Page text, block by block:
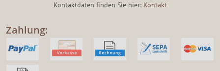
Kontaktdaten finden Sie hier: Kontakt
Zahlung: